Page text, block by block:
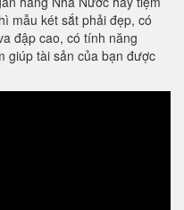
mẫu két sắt phải đẹp, có
đập cao, có tính năng
giúp tài sản của bạn được